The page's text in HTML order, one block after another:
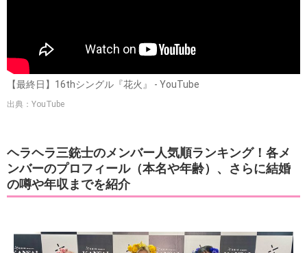
【最終日】16thシングル『花火』 - YouTube
出典：YouTube
ヘラヘラ三銃士のメンバー人気順ランキング！各メ
ンバーのプロフィール（本名や年齢）、さらに結婚
の噂や年収までを紹介